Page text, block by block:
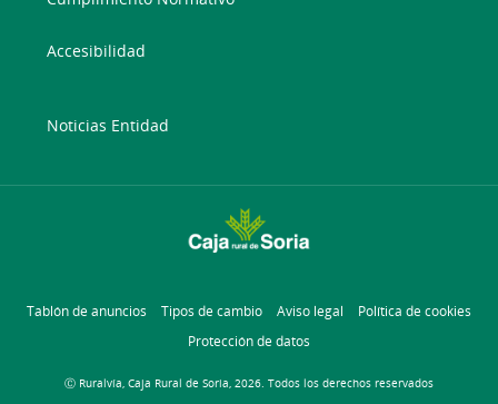
Accesibilidad
Noticias Entidad
Tablón de anuncios Tipos de cambio Aviso legal
Política de cookies
Protección de datos
Ⓒ Ruralvía, Caja Rural de Soria, 2026. Todos los derechos reservados